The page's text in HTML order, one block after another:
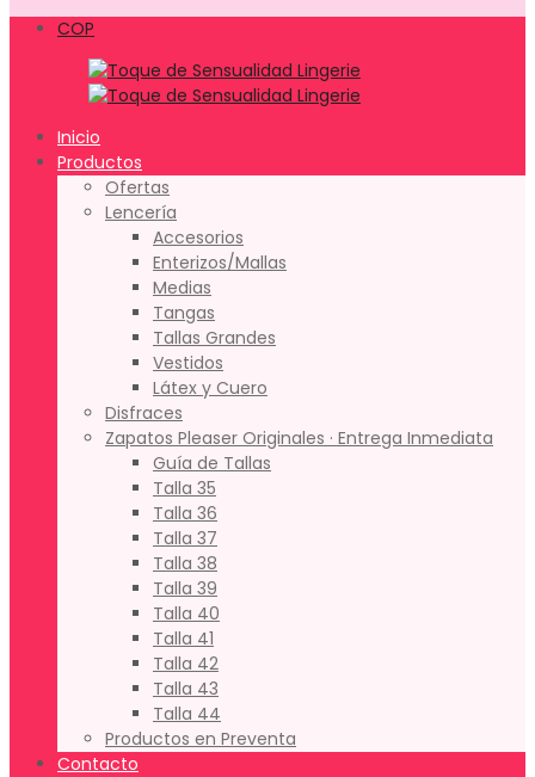
COP
Inicio
Productos
Ofertas
Lencería
Accesorios
Enterizos/Mallas
Medias
Tangas
Tallas Grandes
Vestidos
Látex y Cuero
Disfraces
Zapatos Pleaser Originales · Entrega Inmediata
Guía de Tallas
Talla 35
Talla 36
Talla 37
Talla 38
Talla 39
Talla 40
Talla 41
Talla 42
Talla 43
Talla 44
Productos en Preventa
Contacto